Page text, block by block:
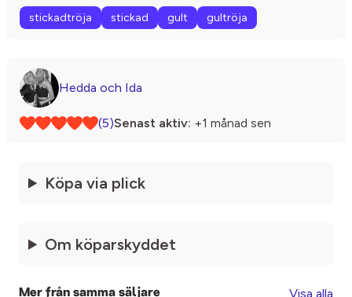
stickadtröja stickad gult gultröja
Hedda och Ida
(5)Senast aktiv: +1 månad sen
Köpa via plick
Om köparskyddet
Mer från samma säljare Visa alla